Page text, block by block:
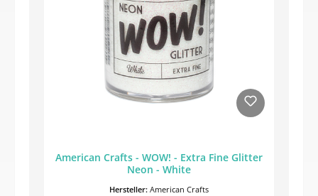
American Crafts - WOW! - Extra Fine Glitter
Neon - White
Hersteller: American Crafts